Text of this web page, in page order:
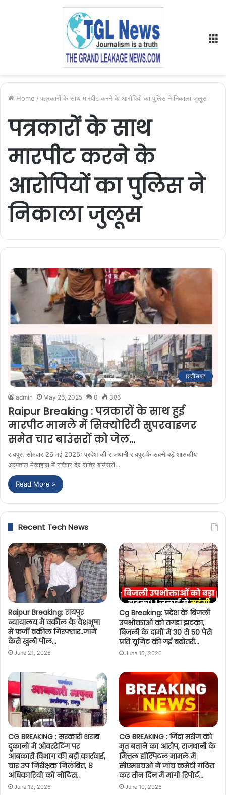
Home / पत्रकारों के साथ मारपीट करने के आरोपियों का पुलिस ने निकाला जुलूस
पत्रकारों के साथ
मारपीट करने के
आरोपियों का पुलिस ने
निकाला जुलूस
छत्तीसगढ़
admin May 26, 2025 0 386
Raipur Breaking : पत्रकारों के साथ हुई
मारपीट मामले में सिक्योरिटी सुपरवाइजर
समेत चार बाउंसरों को जेल…
रायपुर, सोमवार 26 मई 2025: प्रदेश की राजधानी रायपुर के सबसे बड़े शासकीय
अस्पताल मेकाहारा में रविवार देर रात्रि बाउंसरों…
Read More »
Recent Tech News
Raipur Breaking: रायपुर
न्यायालय में वकील के वेशभूषा
में फर्जी वकील गिरफ्तार..जानें
कैसे खुली पोल…
June 21, 2026
Cg Breaking: प्रदेश के बिजली
उपभोक्ताओं को तगड़ा झटका,
बिजली के दामों में 30 से 50 पैसे
प्रति यूनिट की गई बढ़ोतरी…
June 15, 2026
CG BREAKING : सरकारी शराब
दुकानों में ओवररेटिंग पर
आबकारी विभाग की बड़ी कार्रवाई,
चार उप निरीक्षक निलंबित, 8
अधिकारियों को नोटिस..
June 12, 2026
CG BREAKING : जिंदा मरीज को
मृत बताने का आरोप, राजधानी के
मित्तल हॉस्पिटल मामले में
सीएमएचओ ने जांच कमेटी गठित
कर तीन दिन में मांगी रिपोर्ट…
June 10, 2026